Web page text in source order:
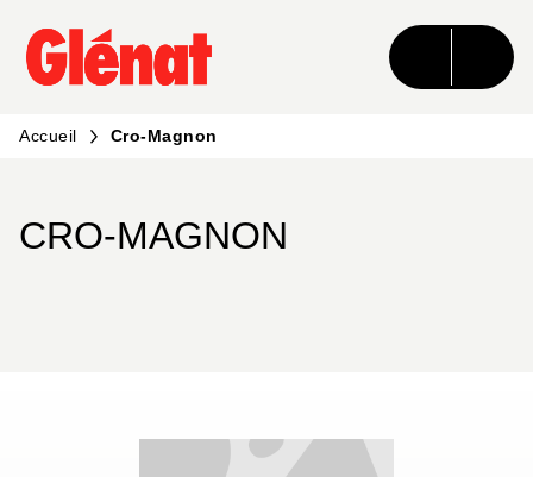
MENU RECHERCHE CONTENU
PIED DE PAGE
Accueil Cro-Magnon
CRO-MAGNON